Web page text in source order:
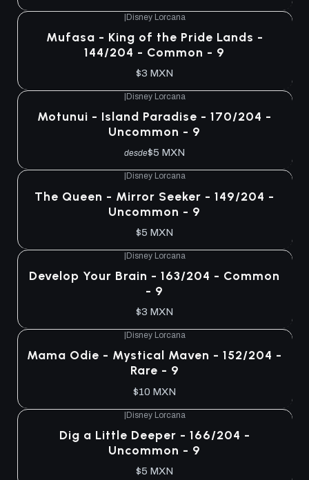
|Disney Lorcana
Mufasa - King of the Pride Lands -
144/204 - Common - 9
$3 MXN
Disney Lorcana
Motunui - Island Paradise - 170/204 -
Uncommon - 9
desde$5 MXN
Disney Lorcana
The Queen - Mirror Seeker - 149/204 -
Uncommon - 9
$5 MXN
|Disney Lorcana
Develop Your Brain - 163/204 - Common
- 9
$3 MXN
Disney Lorcana
Mama Odie - Mystical Maven - 152/204 -
Rare - 9
$10 MXN
|Disney Lorcana
Dig a Little Deeper - 166/204 -
Uncommon - 9
$5 MXN